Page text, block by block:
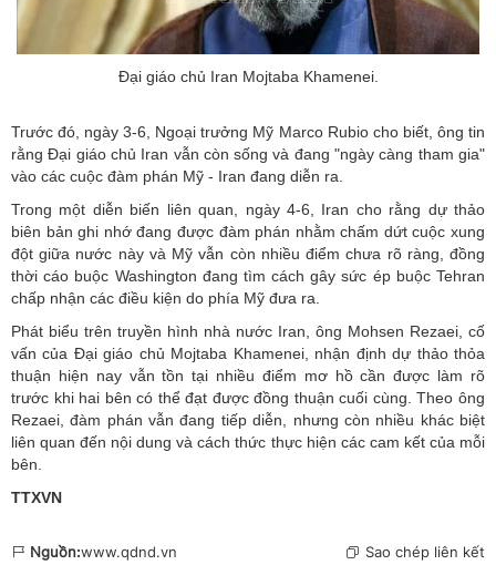
Đại giáo chủ Iran Mojtaba Khamenei.
Trước đó, ngày 3-6, Ngoại trưởng Mỹ Marco Rubio cho biết, ông tin
rằng Đại giáo chủ Iran vẫn còn sống và đang "ngày càng tham gia"
vào các cuộc đàm phán Mỹ - Iran đang diễn ra.
Trong một diễn biến liên quan, ngày 4-6, Iran cho rằng dự thảo
biên bản ghi nhớ đang được đàm phán nhằm chấm dứt cuộc xung
đột giữa nước này và Mỹ vẫn còn nhiều điểm chưa rõ ràng, đồng
thời cáo buộc Washington đang tìm cách gây sức ép buộc Tehran
chấp nhận các điều kiện do phía Mỹ đưa ra.
Phát biểu trên truyền hình nhà nước Iran, ông Mohsen Rezaei, cố
vấn của Đại giáo chủ Mojtaba Khamenei, nhận định dự thảo thỏa
thuận hiện nay vẫn tồn tại nhiều điểm mơ hồ cần được làm rõ
trước khi hai bên có thể đạt được đồng thuận cuối cùng. Theo ông
Rezaei, đàm phán vẫn đang tiếp diễn, nhưng còn nhiều khác biệt
liên quan đến nội dung và cách thức thực hiện các cam kết của mỗi
bên.
TTXVN
Nguồn:www.qdnd.vn Sao chép liên kết